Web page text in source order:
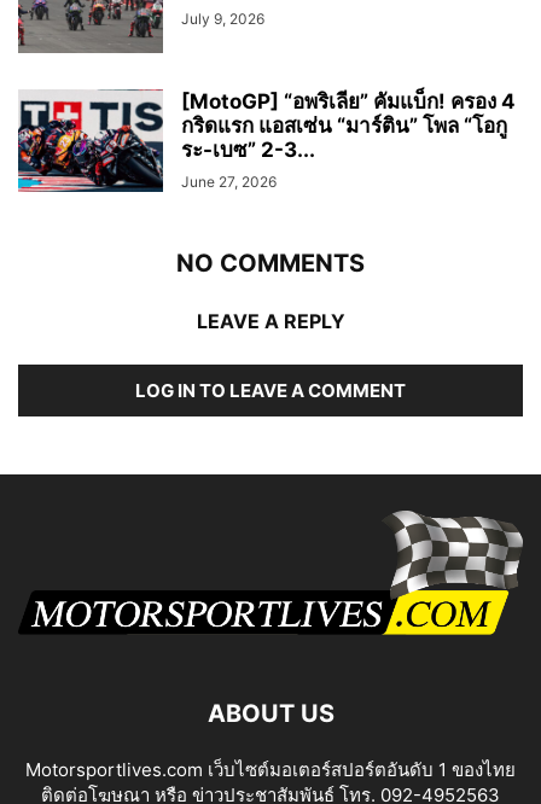
July 9, 2026
[MotoGP] “อพริเลีย” คัมแบ็ก! ครอง 4
กริดแรก แอสเซ่น “มาร์ติน” โพล “โอกู
ระ-เบซ” 2-3...
June 27, 2026
NO COMMENTS
LEAVE A REPLY
LOG IN TO LEAVE A COMMENT
ABOUT US
Motorsportlives.com เว็บไซต์มอเตอร์สปอร์ตอันดับ 1 ของไทย
ติดต่อโฆษณา หรือ ข่าวประชาสัมพันธ์ โทร. 092-4952563